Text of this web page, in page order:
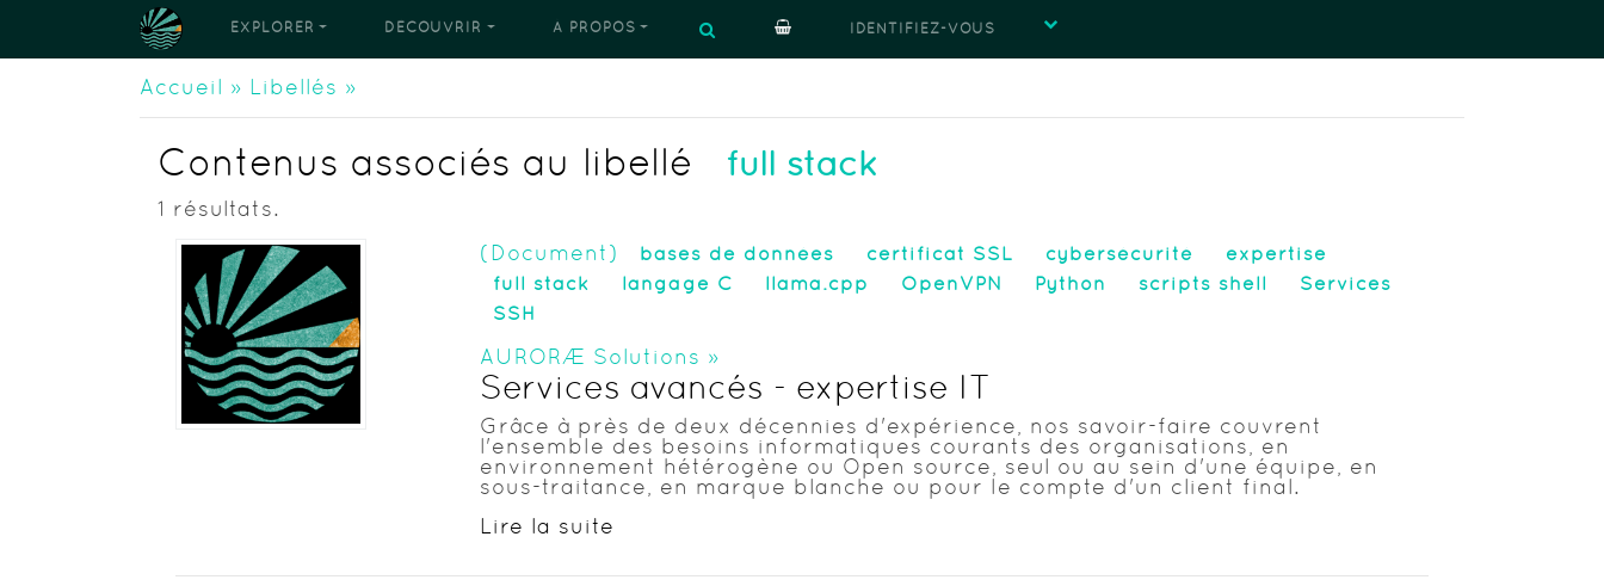
EXPLORER DÉCOUVRIR À PROPOS IDENTIFIEZ-VOUS
Accueil » Libellés »
Contenus associés au libellé full stack
1 résultats.
(Document)
bases de données certificat SSL cybersécurité
expertise
full stack
langage C llama.cpp OpenVPN Python scripts shell
Services
SSH
AURORÆ Solutions »
Services avancés - expertise IT
Grâce à près de deux décennies d'expérience, nos savoir-faire couvrent
l'ensemble des besoins informatiques courants des organisations, en
environnement hétérogène ou Open source, seul ou au sein d'une équipe, en
sous-traitance, en marque blanche ou pour le compte d'un client final.
Lire la suite